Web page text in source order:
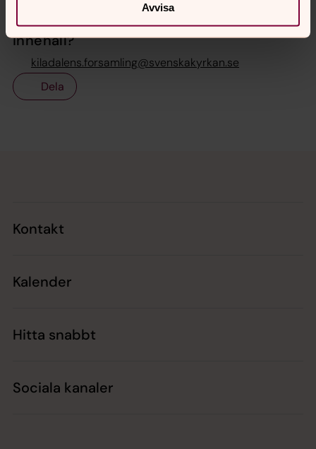
Avvisa
Senast ändrad 5 augusti 2026
Synpunkter eller frågor på sidans
innehåll?
kiladalens.forsamling@svenskakyrkan.se
Dela
Kontakt
Kalender
Hitta snabbt
Sociala kanaler